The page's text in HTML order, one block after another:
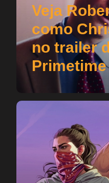
Veja
como
no trailer
Primetime